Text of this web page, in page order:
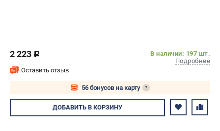
2 223 c
В наличии: 197 шт.
Подробнее
Оставить отзыв
56 бонусов на карту ?
Авторизуйтесь
ДОБАВИТЬ В КОРЗИНУ